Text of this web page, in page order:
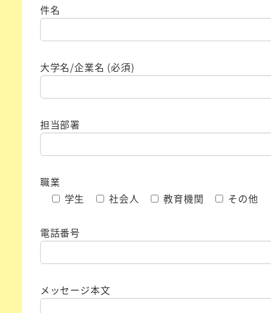
件名
大学名/企業名 (必須)
担当部署
職業
学生
社会人 教育機関 その他
電話番号
メッセージ本文